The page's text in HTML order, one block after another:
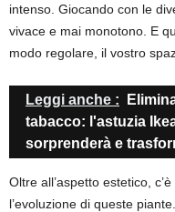
intenso. Giocando con le
vivace e mai monotono. E
modo regolare, il vostro
Leggi anche :
tabacco: l'astuzia
sorprenderà e
Oltre all’aspetto estetico,
l’evoluzione di queste